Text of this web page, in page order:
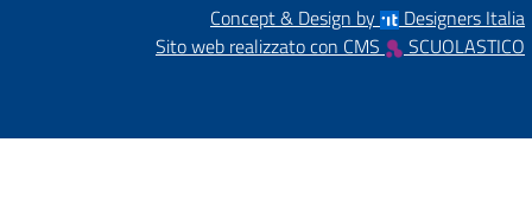
Concept & Design by
Designers Italia
Sito web realizzato con CMS
SCUOLASTICO